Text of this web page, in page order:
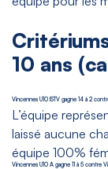
10 ans
Vincennes U10 ISTV gagne 14 à 2
L’équipe
laissé aucune
équipe 100%
Vincennes U10 A gagne 11 à 5 contre